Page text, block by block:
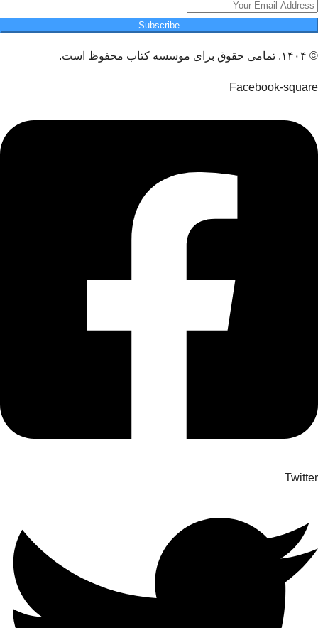
Subscribe
© ۱۴۰۴. تمامی حقوق برای موسسه کتاب محفوظ است.
Facebook-square
Twitter